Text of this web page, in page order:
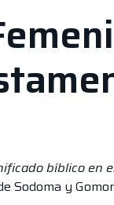
bíblico en
Sodoma y